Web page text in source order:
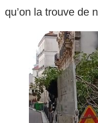
qu’on la trouve de